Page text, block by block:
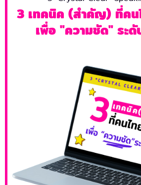
3 เทคนิค (สำคัญ) ที่ค
เพื่อ "ความชัด" ระ